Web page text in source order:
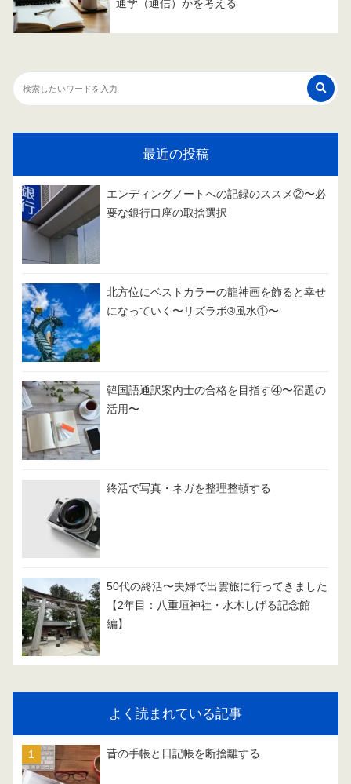
通学（通信）かを考える
最近の投稿
エンディングノートへの記録のススメ②〜必
要な銀行口座の取捨選択
北方位にベストカラーの龍神画を飾ると幸せ
になっていく〜リズラボ®️風水①〜
韓国語通訳案内士の合格を目指す④〜宿題の
活用〜
終活で写真・ネガを整理整頓する
50代の終活〜夫婦で出雲旅に行ってきました
【2年目：八重垣神社・水木しげる記念館
編】
よく読まれている記事
昔の手帳と日記帳を断捨離する